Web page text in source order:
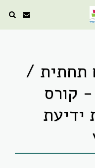
תחתית /
- קורס
ידיעת